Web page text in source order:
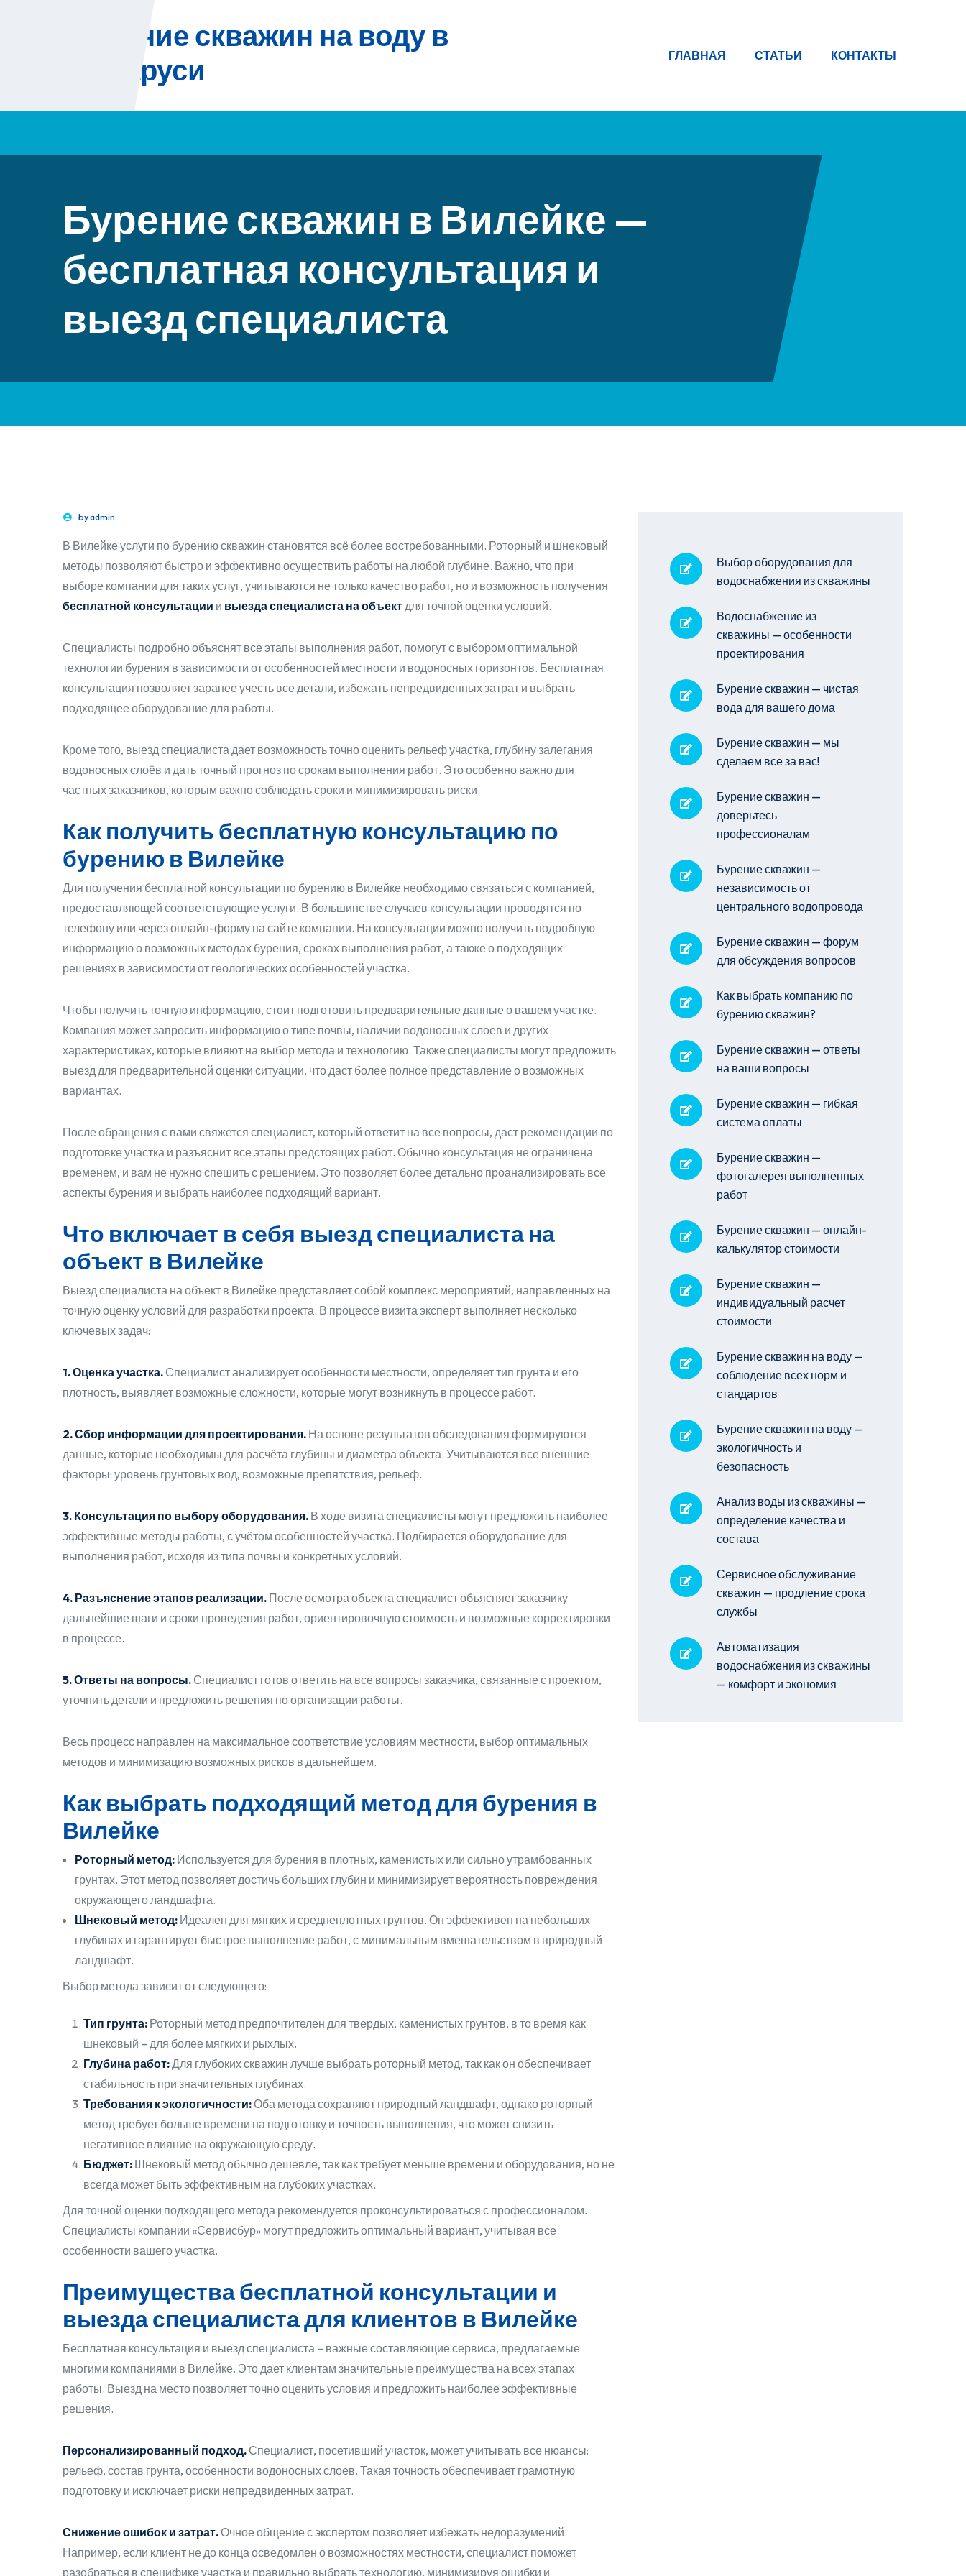
Бурение скважин на воду в
Беларуси
ГЛАВНАЯ СТАТЬИ КОНТАКТЫ
Бурение скважин в Вилейке —
бесплатная консультация и
выезд специалиста
byadmin
В Вилейке услуги по бурению скважин становятся всё более востребованными. Роторный и шнековый
методы позволяют быстро и эффективно осуществить работы на любой глубине. Важно, что при
выборе компании для таких услуг, учитываются не только качество работ, но и возможность получения
бесплатной консультации и выезда специалиста на объектдля точной оценки условий.
Специалисты подробно объяснят все этапы выполнения работ, помогут с выбором оптимальной
технологии бурения в зависимости от особенностей местности и водоносных горизонтов. Бесплатная
консультация позволяет заранее учесть все детали, избежать непредвиденных затрат и выбрать
подходящее оборудование для работы.
Кроме того, выезд специалиста дает возможность точно оценить рельеф участка, глубину залегания
водоносных слоёв и дать точный прогноз по срокам выполнения работ. Это особенно важно для
частных заказчиков, которым важно соблюдать сроки и минимизировать риски.
Как получить бесплатную консультацию по
бурению в Вилейке
Для получения бесплатной консультации по бурению в Вилейке необходимо связаться с компанией,
предоставляющей соответствующие услуги. В большинстве случаев консультации проводятся по
телефону или через онлайн-форму на сайте компании. На консультации можно получить подробную
информацию о возможных методах бурения, сроках выполнения работ, а также о подходящих
решениях в зависимости от геологических особенностей участка.
Чтобы получить точную информацию, стоит подготовить предварительные данные о вашем участке.
Компания может запросить информацию о типе почвы, наличии водоносных слоев и других
характеристиках, которые влияют на выбор метода и технологию. Также специалисты могут предложить
выезд для предварительной оценки ситуации, что даст более полное представление о возможных
вариантах.
После обращения с вами свяжется специалист, который ответит на все вопросы, даст рекомендации по
подготовке участка и разъяснит все этапы предстоящих работ. Обычно консультация не ограничена
временем, и вам не нужно спешить с решением. Это позволяет более детально проанализировать все
аспекты бурения и выбрать наиболее подходящий вариант.
Что включает в себя выезд специалиста на
объект в Вилейке
Выезд специалиста на объект в Вилейке представляет собой комплекс мероприятий, направленных на
точную оценку условий для разработки проекта. В процессе визита эксперт выполняет несколько
ключевых задач:
1. Оценка участка. Специалист анализирует особенности местности, определяет тип грунта и его
плотность, выявляет возможные сложности, которые могут возникнуть в процессе работ.
2. Сбор информации для проектирования. На основе результатов обследования формируются
данные, которые необходимы для расчёта глубины и диаметра объекта. Учитываются все внешние
факторы: уровень грунтовых вод, возможные препятствия, рельеф.
3. Консультация по выбору оборудования. В ходе визита специалисты могут предложить наиболее
эффективные методы работы, с учётом особенностей участка. Подбирается оборудование для
выполнения работ, исходя из типа почвы и конкретных условий.
4. Разъяснение этапов реализации. После осмотра объекта специалист объясняет заказчику
дальнейшие шаги и сроки проведения работ, ориентировочную стоимость и возможные корректировки
в процессе.
5. Ответы на вопросы. Специалист готов ответить на все вопросы заказчика, связанные с проектом,
уточнить детали и предложить решения по организации работы.
Весь процесс направлен на максимальное соответствие условиям местности, выбор оптимальных
методов и минимизацию возможных рисков в дальнейшем.
Как выбрать подходящий метод для бурения в
Вилейке
Роторный метод: Используется для бурения в плотных, каменистых или сильно утрамбованных
грунтах. Этот метод позволяет достичь больших глубин и минимизирует вероятность повреждения
окружающего ландшафта.
Шнековый метод: Идеален для мягких и среднеплотных грунтов. Он эффективен на небольших
глубинах и гарантирует быстрое выполнение работ, с минимальным вмешательством в природный
ландшафт.
Выбор метода зависит от следующего:
Тип грунта:Роторный метод предпочтителен для твердых, каменистых грунтов, в то время как
шнековый – для более мягких и рыхлых.
Глубина работ:Для глубоких скважин лучше выбрать роторный метод, так как он обеспечивает
стабильность при значительных глубинах.
Требования к экологичности:Оба метода сохраняют природный ландшафт, однако роторный
метод требует больше времени на подготовку и точность выполнения, что может снизить
негативное влияние на окружающую среду.
Бюджет:Шнековый метод обычно дешевле, так как требует меньше времени и оборудования, но не
всегда может быть эффективным на глубоких участках.
Для точной оценки подходящего метода рекомендуется проконсультироваться с профессионалом.
Специалисты компании «Сервисбур» могут предложить оптимальный вариант, учитывая все
особенности вашего участка.
Преимущества бесплатной консультации и
выезда специалиста для клиентов в Вилейке
Бесплатная консультация и выезд специалиста – важные составляющие сервиса, предлагаемые
многими компаниями в Вилейке. Это дает клиентам значительные преимущества на всех этапах
работы. Выезд на место позволяет точно оценить условия и предложить наиболее эффективные
решения.
Персонализированный подход. Специалист, посетивший участок, может учитывать все нюансы:
рельеф, состав грунта, особенности водоносных слоев. Такая точность обеспечивает грамотную
подготовку и исключает риски непредвиденных затрат.
Снижение ошибок и затрат.Очное общение с экспертом позволяет избежать недоразумений.
Например, если клиент не до конца осведомлен о возможностях местности, специалист поможет
разобраться в специфике участка и правильно выбрать технологию, минимизируя ошибки и
Выбор оборудования для
водоснабжения из скважины
Водоснабжение из
скважины — особенности
проектирования
Бурение скважин — чистая
вода для вашего дома
Бурение скважин — мы
сделаем все за вас!
Бурение скважин —
доверьтесь
профессионалам
Бурение скважин —
независимость от
центрального водопровода
Бурение скважин — форум
для обсуждения вопросов
Как выбрать компанию по
бурению скважин?
Бурение скважин — ответы
на ваши вопросы
Бурение скважин — гибкая
система оплаты
Бурение скважин —
фотогалерея выполненных
работ
Бурение скважин — онлайн-
калькулятор стоимости
Бурение скважин —
индивидуальный расчет
стоимости
Бурение скважин на воду —
соблюдение всех норм и
стандартов
Бурение скважин на воду —
экологичность и
безопасность
Анализ воды из скважины —
определение качества и
состава
Сервисное обслуживание
скважин — продление срока
службы
Автоматизация
водоснабжения из скважины
— комфорт и экономия